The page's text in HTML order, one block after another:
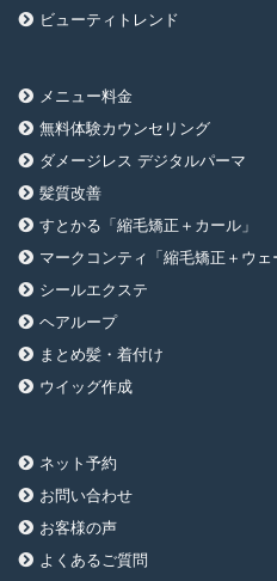
ビューティトレンド
メニュー料金
無料体験カウンセリング
ダメージレス デジタルパーマ
髪質改善
すとかる「縮毛矯正＋カール」
マークコンティ「縮毛矯正＋ウェ
シールエクステ
ヘアループ
まとめ髪・着付け
ウイッグ作成
ネット予約
お問い合わせ
お客様の声
よくあるご質問